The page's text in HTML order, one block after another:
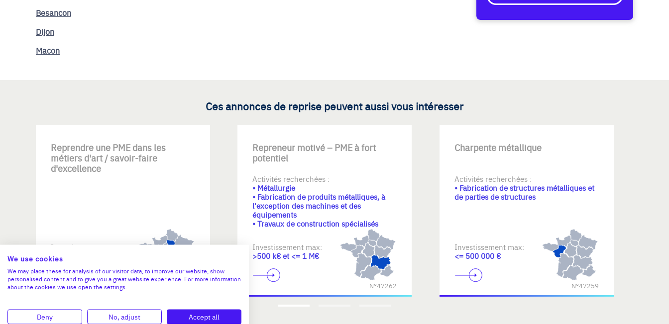
Besancon
Dijon
Macon
Ces annonces de reprise peuvent aussi vous intéresser
Reprendre une PME dans les
métiers d'art / savoir-faire
d'excellence
Investissement max:
>2 M€ et <= 5 M€
Repreneur motivé – PME à fort
potentiel
Activités recherchées :
• Métallurgie
• Fabrication de produits métalliques, à
l'exception des machines et des
équipements
• Travaux de construction spécialisés
Investissement max:
>500 k€ et <= 1 M€
N°47262
Charpente métallique
Activités recherchées :
• Fabrication de structures métalliques et
de parties de structures
Investissement max:
<= 500 000 €
N°47259
We use cookies
We may place these for analysis of our visitor data, to improve our website, show
personalised content and to give you a great website experience. For more information
about the cookies we use open the settings.
Deny No, adjust Accept all